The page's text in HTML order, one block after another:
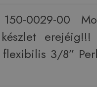
0029-00
erejéig!!!
3/8”